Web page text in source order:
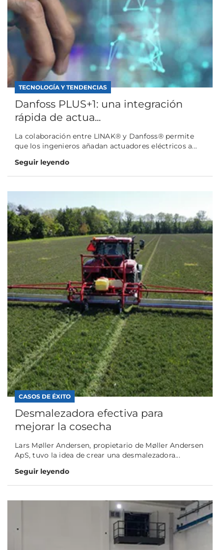
TECNOLOGÍA Y TENDENCIAS
Danfoss PLUS+1: una integración
rápida de actua...
La colaboración entre LINAK® y Danfoss® permite
que los ingenieros añadan actuadores eléctricos a...
Seguir leyendo
CASOS DE ÉXITO
Desmalezadora efectiva para
mejorar la cosecha
Lars Møller Andersen, propietario de Møller Andersen
ApS, tuvo la idea de crear una desmalezadora...
Seguir leyendo